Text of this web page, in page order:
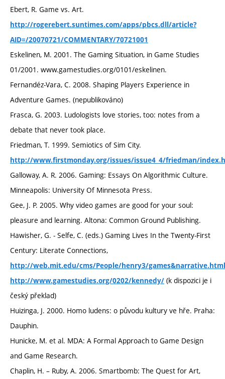
Ebert, R. Game vs. Art.
http://rogerebert.suntimes.com/apps/pbcs.dll/article?
AID=/20070721/COMMENTARY/70721001
Eskelinen, M. 2001. The Gaming Situation, in Game Studies
01/2001. www.gamestudies.org/0101/eskelinen.
Fernandéz-Vara, C. 2008. Shaping Players Experience in
Adventure Games. (nepublikováno)
Frasca, G. 2003. Ludologists love stories, too: notes from a
debate that never took place.
Friedman, T. 1999. Semiotics of Sim City.
http://www.firstmonday.org/issues/issue4_4/friedman/
Galloway, A. R. 2006. Gaming: Essays On Algorithmic Culture.
Minneapolis: University Of Minnesota Press.
Gee, J. P. 2005. Why video games are good for your soul:
pleasure and learning. Altona: Common Ground Publishing.
Hawisher, G. - Selfe, C. (eds.) Gaming Lives In the Twenty-First
Century: Literate Connections,
http://web.mit.edu/cms/People/henry3/games&narrative.html
http://www.gamestudies.org/0202/kennedy/ (k dispozici je i
český překlad)
Huizinga, J. 2000. Homo ludens: o původu kultury ve hře. Praha:
Dauphin.
Hunicke, M. et al. MDA: A Formal Approach to Game Design
and Game Research.
Chaplin, H. – Ruby, A. 2006. Smartbomb: The Quest for Art,